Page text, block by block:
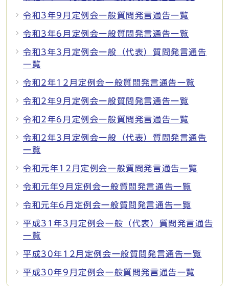
令和3年9月定例会一般質問発言通告一覧
令和3年6月定例会一般質問発言通告一覧
令和3年3月定例会一般（代表）質問発言通告
一覧
令和2年12月定例会一般質問発言通告一覧
令和2年9月定例会一般質問発言通告一覧
令和2年6月定例会一般質問発言通告一覧
令和2年3月定例会一般（代表）質問発言通告
一覧
令和元年12月定例会一般質問発言通告一覧
令和元年9月定例会一般質問発言通告一覧
令和元年6月定例会一般質問発言通告一覧
平成31年3月定例会一般（代表）質問発言通告
一覧
平成30年12月定例会一般質問発言通告一覧
平成30年9月定例会一般質問発言通告一覧